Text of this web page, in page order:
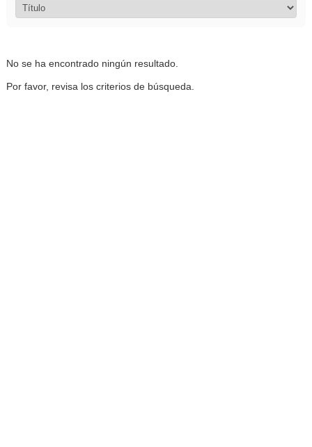
No se ha encontrado ningún resultado.
Por favor, revisa los criterios de búsqueda.